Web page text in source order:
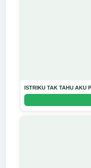
ISTRIKU TAK TAHU AKU